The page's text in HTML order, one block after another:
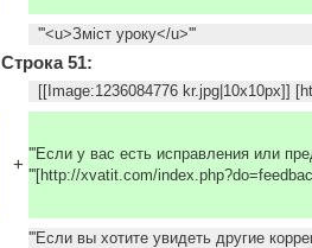
'''<u>Зміст уроку</u>'''
Строка 51:
[[Image:1236084776 kr.jpg|10x10px]]
+ '''Если у вас есть исправления или
'''[http://xvatit.com/
'''Если вы хотите увидеть другие